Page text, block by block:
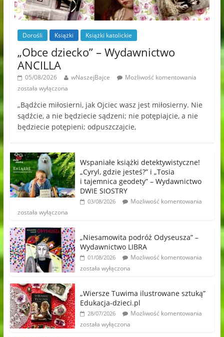
Dorośli Książki Książki katolickie
„Obce dziecko” – Wydawnictwo
ANCILLA
05/08/2026 wNaszejBajce
Możliwość komentowania
została wyłączona
„Bądźcie miłosierni, jak Ojciec wasz jest miłosierny. Nie
sądźcie, a nie będziecie sądzeni; nie potępiajcie, a nie
będziecie potępieni; odpuszczajcie,
Wspaniałe książki detektywistyczne!
„Cyryl, gdzie jesteś?” i „Tosia
i tajemnica geodety” – Wydawnictwo
DWIE SIOSTRY
03/08/2026
Możliwość komentowania
została wyłączona
„Niesamowita podróż Odyseusza” –
Wydawnictwo LIBRA
01/08/2026
Możliwość komentowania
została wyłączona
„Wiersze Tuwima ilustrowane sztuką”
Edukacja-dzieci.pl
28/07/2026
Możliwość komentowania
została wyłączona